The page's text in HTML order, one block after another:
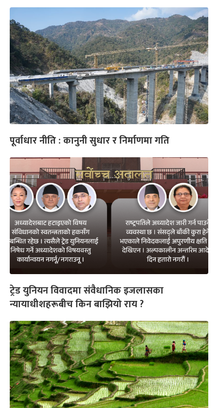
पूर्वाधार नीति : कानुनी सुधार र निर्माणमा गति
ट्रेड युनियन विवादमा संवैधानिक इजलासका
न्यायाधीशहरूबीच किन बाझियो राय ?